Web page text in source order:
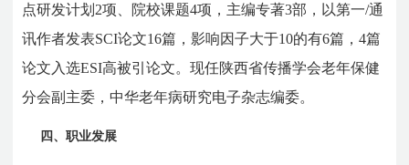
点研发计划 2项、院校课题4项，主编专著3部，以第一/通
讯作者发表SCI论文16篇，影响因子大于10的有6篇，4篇
论文入选ESI高被引论文。现任陕西省传播学会老年保健
分会副主委，中华老年病研究电子杂志编委。
四、职业发展